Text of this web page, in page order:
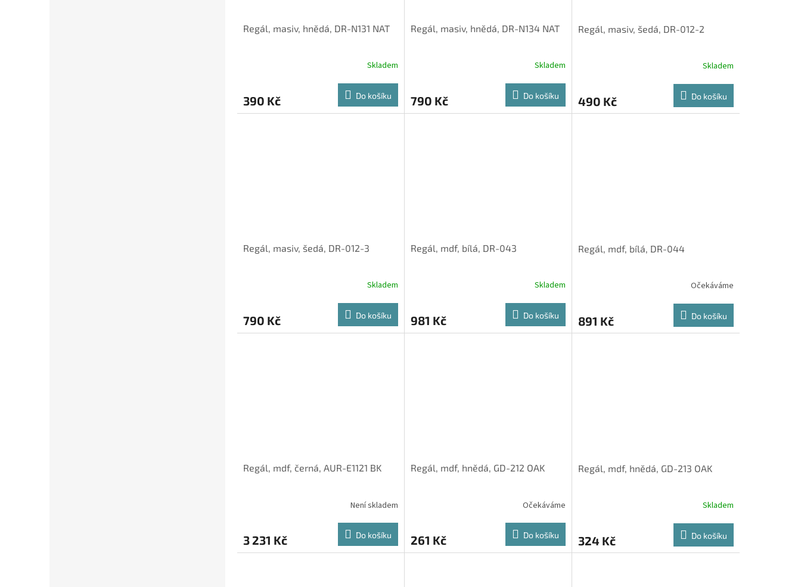
Regál, masiv, hnědá, DR-N131 NAT
Skladem
390 Kč Do košíku
Regál, masiv, hnědá, DR-N134 NAT
Skladem
790 Kč Do košíku
Regál, masiv, šedá, DR-012-2
Skladem
490 Kč Do košíku
Regál, masiv, šedá, DR-012-3
Skladem
790 Kč Do košíku
Regál, mdf, bílá, DR-043
Skladem
981 Kč Do košíku
Regál, mdf, bílá, DR-044
Očekáváme
891 Kč Do košíku
Regál, mdf, černá, AUR-E1121 BK
Není skladem
3 231 Kč Do košíku
Regál, mdf, hnědá, GD-212 OAK
Očekáváme
261 Kč Do košíku
Regál, mdf, hnědá, GD-213 OAK
Skladem
324 Kč Do košíku